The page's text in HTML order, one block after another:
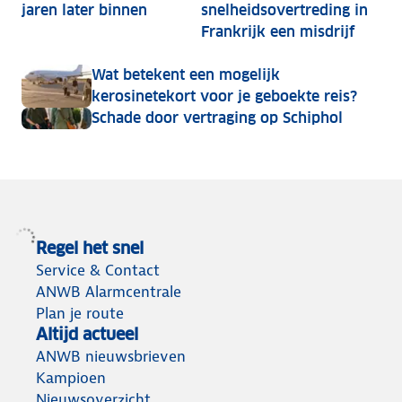
jaren later binnen
snelheidsovertreding in
Frankrijk een misdrijf
Wat betekent een mogelijk
kerosinetekort voor je geboekte reis?
Schade door vertraging op Schiphol
Regel het snel
Service & Contact
ANWB Alarmcentrale
Plan je route
Altijd actueel
ANWB nieuwsbrieven
Kampioen